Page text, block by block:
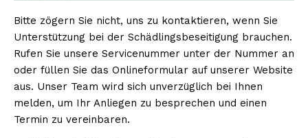
Bitte zögern Sie nicht, uns zu kontaktieren, wenn Sie
Unterstützung bei der Schädlingsbeseitigung brauchen.
Rufen Sie unsere Servicenummer unter der Nummer an
oder füllen Sie das Onlineformular auf unserer Website
aus. Unser Team wird sich unverzüglich bei Ihnen
melden, um Ihr Anliegen zu besprechen und einen
Termin zu vereinbaren.